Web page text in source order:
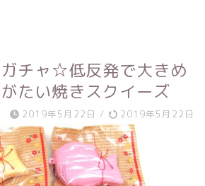
チャ☆低反発で大きめ
たい焼きスクイーズ
2019年5月22日 / 2019年5月22日